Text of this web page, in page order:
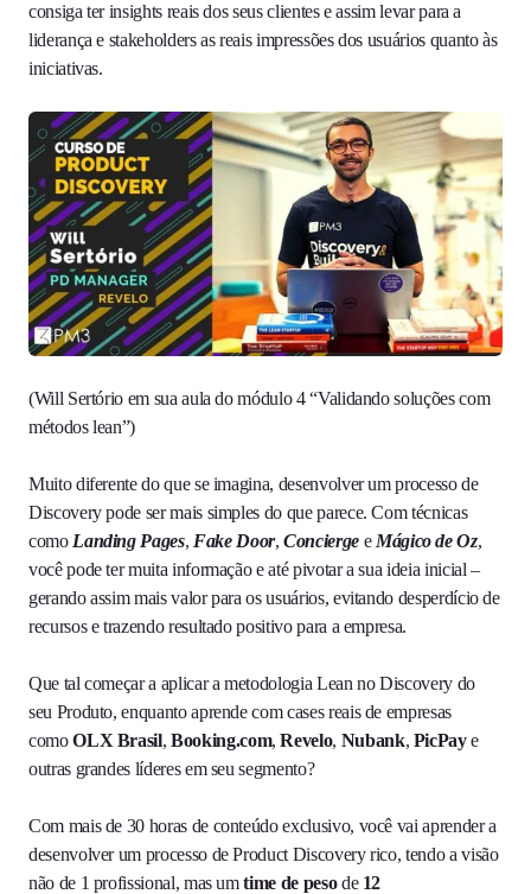
consiga ter insights reais dos seus clientes e assim levar para a
liderança e stakeholders as reais impressões dos usuários quanto às
iniciativas.
(Will Sertório em sua aula do módulo 4 “Validando soluções com
métodos lean”)
Muito diferente do que se imagina, desenvolver um processo de
Discovery pode ser mais simples do que parece. Com técnicas
como Landing Pages, Fake Door,Conciergee Mágico de Oz,
você pode ter muita informação e até pivotar a sua ideia inicial –
gerando assim mais valor para os usuários, evitando desperdício de
recursos e trazendo resultado positivo para a empresa.
Que tal começar a aplicar a metodologia Lean no Discovery do
seu Produto, enquanto aprende com cases reais de empresas
comoOLX Brasil,Booking.com,Revelo, Nubank, PicPaye
outras grandes líderes em seu segmento?
Com mais de 30 horas de conteúdo exclusivo, você vai aprender a
desenvolver um processo de Product Discovery rico, tendo a visão
não de 1 profissional, mas umtime de pesode 12